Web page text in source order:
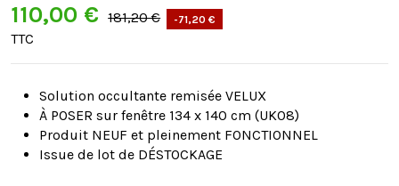
110,00 € 181,20 € -71,20 €
TTC
Solution occultante remisée VELUX
À POSER sur fenêtre 134 x 140 cm (UK08)
Produit NEUF et pleinement FONCTIONNEL
Issue de lot de DÉSTOCKAGE